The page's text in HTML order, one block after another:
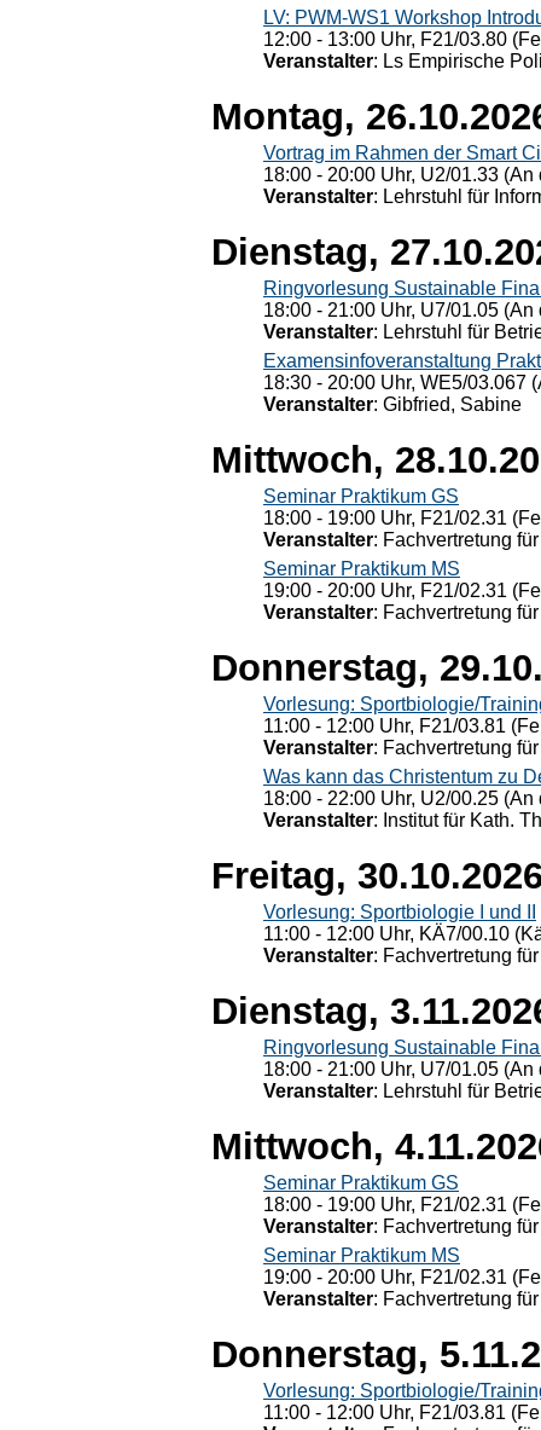
LV: PWM-WS1 Workshop
12:00 - 13:00 Uhr, F21/03.80
Veranstalter: Ls Empirische
Montag,
Vortrag im Rahmen der Smart
18:00 - 20:00 Uhr, U2/01.33
Veranstalter: Lehrstuhl für
Dienstag,
Ringvorlesung Sustainable
18:00 - 21:00 Uhr, U7/01.05
Veranstalter: Lehrstuhl für
Examensinfoveranstaltung
18:30 - 20:00 Uhr, WE5/03.067
Veranstalter: Gibfried, Sabine
Mittwoch,
Seminar Praktikum GS
18:00 - 19:00 Uhr, F21/02.31
Veranstalter: Fachvertretung
Seminar Praktikum MS
19:00 - 20:00 Uhr, F21/02.31
Veranstalter: Fachvertretung
Donnerstag,
Vorlesung: Sportbiologie/
11:00 - 12:00 Uhr, F21/03.81
Veranstalter: Fachvertretung
Was kann das Christentum zu
18:00 - 22:00 Uhr, U2/00.25
Veranstalter: Institut für Kath.
Freitag,
Vorlesung: Sportbiologie I und II
11:00 - 12:00 Uhr, KÄ7/00.10
Veranstalter: Fachvertretung
Dienstag,
Ringvorlesung Sustainable
18:00 - 21:00 Uhr, U7/01.05
Veranstalter: Lehrstuhl für
Mittwoch,
Seminar Praktikum GS
18:00 - 19:00 Uhr, F21/02.31
Veranstalter: Fachvertretung
Seminar Praktikum MS
19:00 - 20:00 Uhr, F21/02.31
Veranstalter: Fachvertretung
Donnerstag,
Vorlesung: Sportbiologie/
11:00 - 12:00 Uhr, F21/03.81